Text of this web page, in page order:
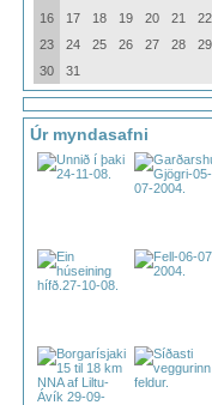
16
17 18 19 20 21
22
23
24 25 26 27 28
29
30
31
Úr myndasafni